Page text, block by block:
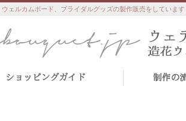
ェルカムボード、ブライダルグッズの製作販売をしています
ショッピングガイド 制作の